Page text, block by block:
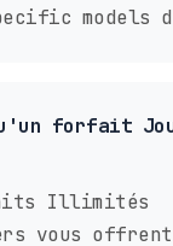
models
forfait
Illimités
vous